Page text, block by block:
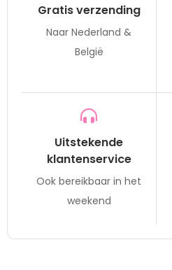
Gratis verzending
Naar Nederland &
België
Uitstekende
klantenservice
Ook bereikbaar in het
weekend